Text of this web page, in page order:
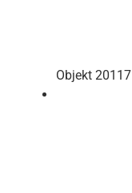
Objekt 20117